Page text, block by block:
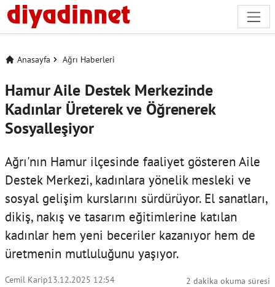
Anasayfa Ağrı Haberleri
Hamur Aile Destek Merkezinde
Kadınlar Üreterek ve Öğrenerek
Sosyalleşiyor
Ağrı'nın Hamur ilçesinde faaliyet gösteren Aile
Destek Merkezi, kadınlara yönelik mesleki ve
sosyal gelişim kurslarını sürdürüyor. El sanatları,
dikiş, nakış ve tasarım eğitimlerine katılan
kadınlar hem yeni beceriler kazanıyor hem de
üretmenin mutluluğunu yaşıyor.
Cemil Karip13.12.2025 12:54 2 dakika okuma süresi